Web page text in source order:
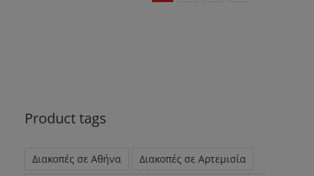
Product tags
Διακοπές σε Αθήνα
Διακοπές σε Αρτεμισία